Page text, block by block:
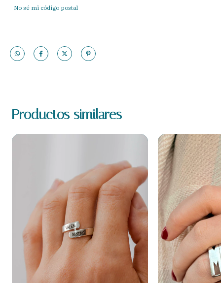
No sé mi código postal
Productos similares